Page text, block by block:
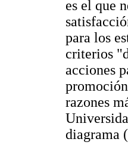
es el que
para los
criterios
acciones
razones
diagrama